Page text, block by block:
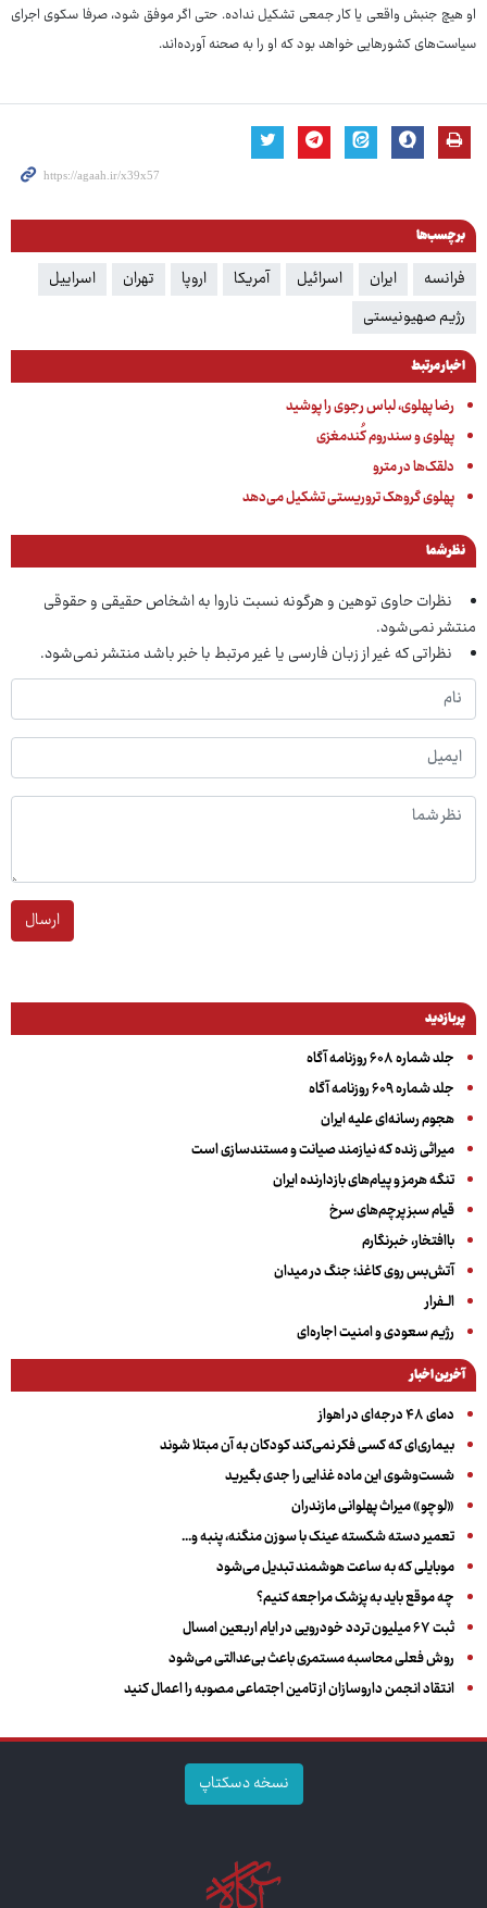
او هیچ جنبش واقعی یا کار جمعی تشکیل نداده. حتی اگر موفق شود، صرفا سکوی اجرای
سیاست‌های کشورهایی خواهد بود که او را به صحنه آورده‌اند.
برچسب‌ها
فرانسه ایران اسرائیل آمریکا اروپا تهران
اسراییل
رژیم صهیونیستی
اخبار مرتبط
رضا پهلوی، لباس رجوی را پوشید
پهلوی و سندروم کُندمغزی
دلقک‌ها در مترو
پهلوی گروهک تروریستی تشکیل می‌دهد
نظر شما
نظرات حاوی توهین و هرگونه نسبت ناروا به اشخاص حقیقی و حقوقی
منتشر نمی‌شود.
نظراتی که غیر از زبان فارسی یا غیر مرتبط با خبر باشد منتشر نمی‌شود.
ارسال
پربازدید
جلد شماره ۶۰۸ روزنامه آگاه
جلد شماره ۶۰۹ روزنامه آگاه
هجوم رسانه‌ای علیه ایران
میراثی زنده که نیازمند صیانت و مستندسازی است
تنگه هرمز و پیام‌های بازدارنده ایران
قیام سبز پرچم‌های سرخ
باافتخار، خبرنگارم
آتش‌بس روی کاغذ؛ جنگ در میدان
الــفرار
رژیم سعودی و امنیت اجاره‌ای
آخرین اخبار
دمای ۴۸ درجه‌ای در اهواز
بیماری‌ای که کسی فکر نمی‌کند کودکان به آن مبتلا شوند
شست‌وشوی این ماده غذایی را جدی بگیرید
«لوچو» میراث پهلوانی مازندران
تعمیر دسته شکسته عینک با سوزن منگنه، پنبه و...
موبایلی که به ساعت هوشمند تبدیل می‌شود
چه موقع باید به پزشک مراجعه کنیم؟
ثبت ۶۷ میلیون تردد خودرویی در ایام اربعین امسال
روش فعلی محاسبه مستمری باعث بی‌عدالتی می‌شود
انتقاد انجمن داروسازان از تامین اجتماعی مصوبه را اعمال کنید
نسخه دسکتاپ